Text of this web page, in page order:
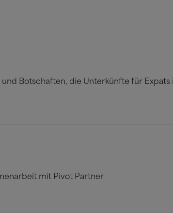
Botschaften, die Unterkünfte für Expats
mit Pivot Partner